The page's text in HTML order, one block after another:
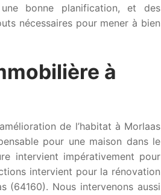
bonne planification, et des
nécessaires pour mener à bien
à
de l’habitat à Morlaas
pour une maison dans le
intervient impérativement pour
intervient pour la rénovation
(64160). Nous intervenons aussi